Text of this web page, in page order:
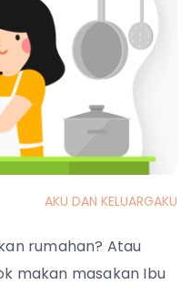
AKU DAN KELUARGAKU
rumahan? Atau
makan masakan Ibu